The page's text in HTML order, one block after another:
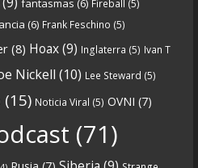
Nantucket
del mothman
temporada enCrónicas de
fantasmas (6) Fireball (5)
(6) Frank Feschino (5)
(8) Hoax(9) Inglaterra (5) Ivan T
Nickell (10) Lee Steward (5)
(15) Noticia Viral (5) OVNI (7)
(71)